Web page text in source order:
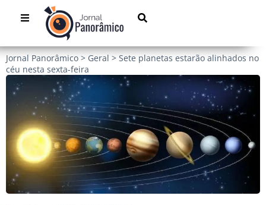
Jornal Panorâmico > Geral > Sete planetas estarão alinhados no
céu nesta sexta-feira